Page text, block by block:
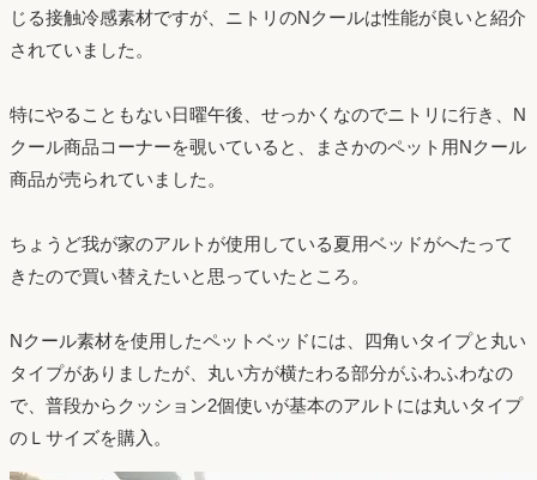
じる接触冷感素材ですが、ニトリのNクールは性能が良いと紹介
されていました。
特にやることもない日曜午後、せっかくなのでニトリに行き、N
クール商品コーナーを覗いていると、まさかのペット用Nクール
商品が売られていました。
ちょうど我が家のアルトが使用している夏用ベッドがへたって
きたので買い替えたいと思っていたところ。
Nクール素材を使用したペットベッドには、四角いタイプと丸い
タイプがありましたが、丸い方が横たわる部分がふわふわなの
で、普段からクッション2個使いが基本のアルトには丸いタイプ
のＬサイズを購入。